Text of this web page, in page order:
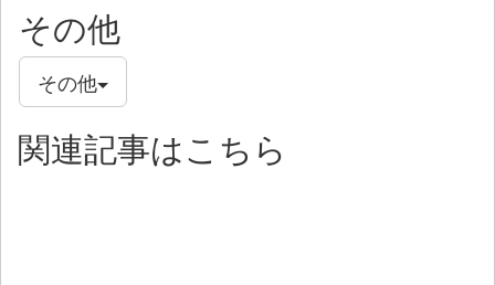
その他
その他
関連記事はこちら